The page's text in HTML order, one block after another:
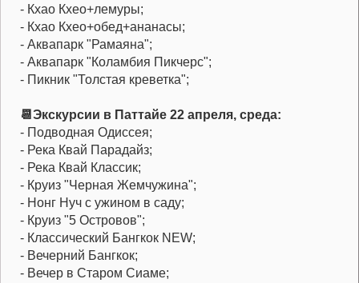
- Кхао Кхео+лемуры;
- Кхао Кхео+обед+ананасы;
- Аквапарк "Рамаяна";
- Аквапарк "Коламбия Пикчерс";
- Пикник "Толстая креветка";
📆Экскурсии в Паттайе 22 апреля, среда:
- Подводная Одиссея;
- Река Квай Парадайз;
- Река Квай Классик;
- Круиз "Черная Жемчужина";
- Нонг Нуч с ужином в саду;
- Круиз "5 Островов";
- Классический Бангкок NEW;
- Вечерний Бангкок;
- Вечер в Старом Сиаме;